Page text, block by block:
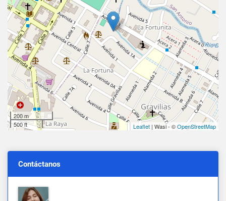
200 m
500 ft
Leaflet | Wasi - ©OpenStreetMap
Contáctanos